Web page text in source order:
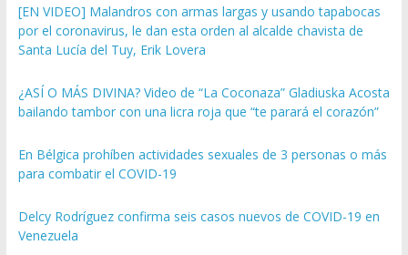
[EN VIDEO] Malandros con armas largas y usando tapabocas
por el coronavirus, le dan esta orden al alcalde chavista de
Santa Lucía del Tuy, Erik Lovera
¿ASÍ O MÁS DIVINA? Video de “La Coconaza” Gladiuska Acosta
bailando tambor con una licra roja que “te parará el corazón”
En Bélgica prohíben actividades sexuales de 3 personas o más
para combatir el COVID-19
Delcy Rodríguez confirma seis casos nuevos de COVID-19 en
Venezuela